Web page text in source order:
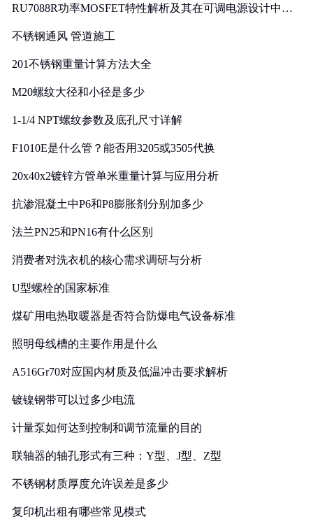
RU7088R功率MOSFET特性解析及其在可调电源设计中的
不锈钢通风 管道施工
201不锈钢重量计算方法大全
M20螺纹大径和小径是多少
1-1/4 NPT螺纹参数及底孔尺寸详解
F1010E是什么管？能否用3205或3505代换
20x40x2镀锌方管单米重量计算与应用分析
抗渗混凝土中P6和P8膨胀剂分别加多少
法兰PN25和PN16有什么区别
消费者对洗衣机的核心需求调研与分析
U型螺栓的国家标准
煤矿用电热取暖器是否符合防爆电气设备标准
照明母线槽的主要作用是什么
A516Gr70对应国内材质及低温冲击要求解析
镀镍钢带可以过多少电流
计量泵如何达到控制和调节流量的目的
联轴器的轴孔形式有三种：Y型、J型、Z型
不锈钢材质厚度允许误差是多少
复印机出租有哪些常见模式